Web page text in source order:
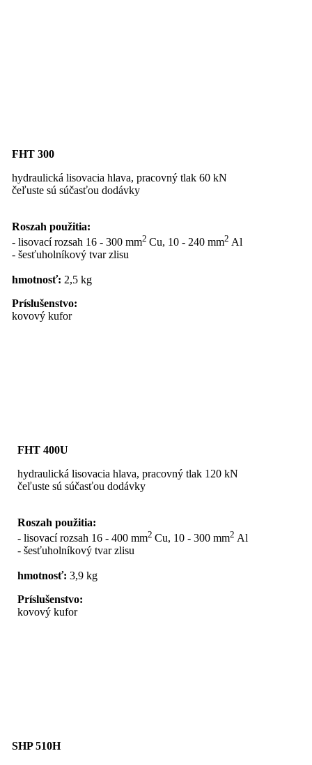
FHT 300
hydraulická lisovacia hlava, pracovný tlak 60 kN
čeľuste sú súčasťou dodávky
Roszah použitia:
- lisovací rozsah 16 - 300 mm2 Cu, 10 - 240 mm2 Al
- šesťuholníkový tvar zlisu
hmotnosť: 2,5 kg
Príslušenstvo:
kovový kufor
FHT 400U
hydraulická lisovacia hlava, pracovný tlak 120 kN
čeľuste sú súčasťou dodávky
Roszah použitia:
- lisovací rozsah 16 - 400 mm2 Cu, 10 - 300 mm2 Al
- šesťuholníkový tvar zlisu
hmotnosť: 3,9 kg
Príslušenstvo:
kovový kufor
SHP 510H